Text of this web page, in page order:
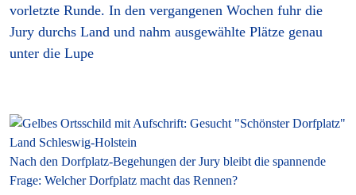
vorletzte Runde. In den vergangenen Wochen fuhr die
Jury durchs Land und nahm ausgewählte Plätze genau
unter die Lupe
Nach den Dorfplatz-Begehungen der Jury bleibt die spannende
Frage: Welcher Dorfplatz macht das Rennen?